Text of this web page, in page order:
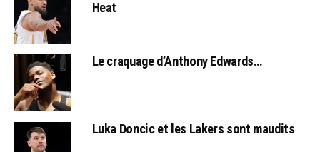
Heat
Le craquage d’Anthony Edwards…
Luka Doncic et les Lakers sont maudits